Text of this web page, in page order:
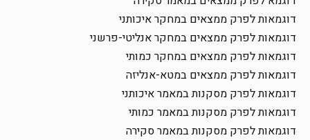
דוגמאות לפרק ממצאים במחקר איכותני
דוגמאות לפרק ממצאים במחקר אנליטי-פרשני
דוגמאות לפרק ממצאים במחקר כמותי
דוגמאות לפרק ממצאים במטא-אנליזה
דוגמאות לפרק מסקנות במאמר איכותני
דוגמאות לפרק מסקנות במאמר כמותי
דוגמאות לפרק מסקנות במאמר סקירה